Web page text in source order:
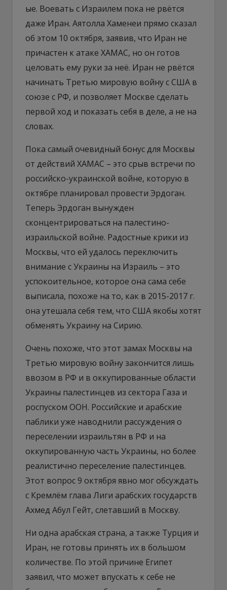
ые. Воевать с Израилем пока не рвётся
даже Иран. Аятолла Хаменеи прямо сказал
об этом 10 октября, заявив, что Иран не
причастен к атаке ХАМАС, но он готов
целовать ему руки за неё. Иран не рвётся
начинать Третью мировую войну с США в
союзе с РФ, и позволяет Москве сделать
первой ход и показать себя в деле, а не на
словах.
Пока самый очевидный бонус для Москвы
от действий ХАМАС – это срыв встречи по
российско-украинской войне, которую в
октябре планировал провести Эрдоган.
Теперь Эрдоган вынужден
сконцентрироваться на палестино-
израильской войне. Радостные крики из
Москвы, что ей удалось переключить
внимание с Украины на Израиль – это
успокоительное, которое она сама себе
выписала, похоже на то, как в 2015-2017 г.
она утешала себя тем, что США якобы хотят
обменять Украину на Сирию.
Очень похоже, что этот замах Москвы на
Третью мировую войну закончится лишь
ввозом в РФ и в оккупированные области
Украины палестинцев из сектора Газа и
роспуском ООН. Российские и арабские
паблики уже наводнили рассуждения о
переселении израильтян в РФ и на
оккупированную часть Украины, но более
реалистично переселение палестинцев.
Этот вопрос 9 октября явно мог обсуждать
с Кремлём глава Лиги арабских государств
Ахмед Абул Гейт, слетавший в Москву.
Ни одна арабская страна, а также Турция и
Иран, не готовы принять их в большом
количестве. По этой причине Египет
заявил, что может впускать к себе не